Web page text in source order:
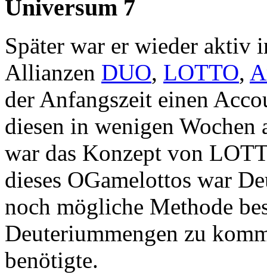
Universum 7
Später war er wieder aktiv
Allianzen DUO, LOTTO,
der Anfangszeit einen
diesen in wenigen Wochen
war das Konzept von
dieses OGamelottos war
noch mögliche Methode
Deuteriummengen zu
benötigte.